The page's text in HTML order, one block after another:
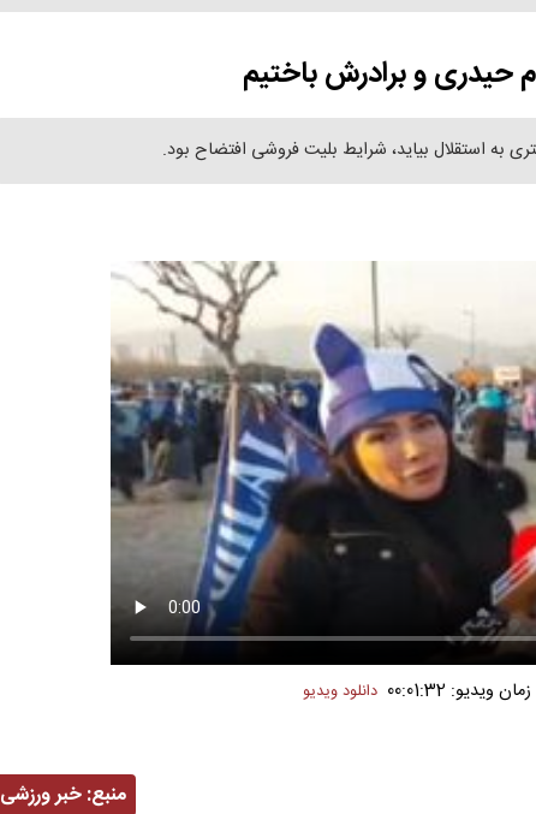
حیدری و برادرش باختیم
به استقلال بیاید، شرایط بلیت فروشی افتضاح بود.
ویدیو: 00:01:32 دانلود ویدیو
منبع:خبر ورزشی